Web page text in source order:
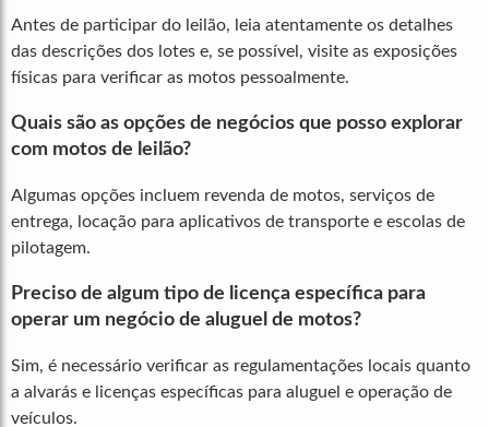
Antes de participar do leilão, leia atentamente os detalhes
das descrições dos lotes e, se possível, visite as exposições
físicas para verificar as motos pessoalmente.
Quais são as opções de negócios que posso explorar
com motos de leilão?
Algumas opções incluem revenda de motos, serviços de
entrega, locação para aplicativos de transporte e escolas de
pilotagem.
Preciso de algum tipo de licença específica para
operar um negócio de aluguel de motos?
Sim, é necessário verificar as regulamentações locais quanto
a alvarás e licenças específicas para aluguel e operação de
veículos.